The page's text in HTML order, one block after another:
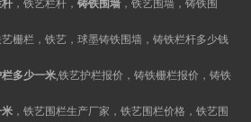
，铁艺栏杆， 铸铁围墙 ，铁艺围墙，铸铁围
艺栅栏，铁艺，球墨铸铁围墙，铸铁栏杆多少钱
多少一米,铁艺护栏报价，铸铁栅栏报价，铸铁
，铁艺围栏生产厂家，铁艺围栏价格，铁艺围